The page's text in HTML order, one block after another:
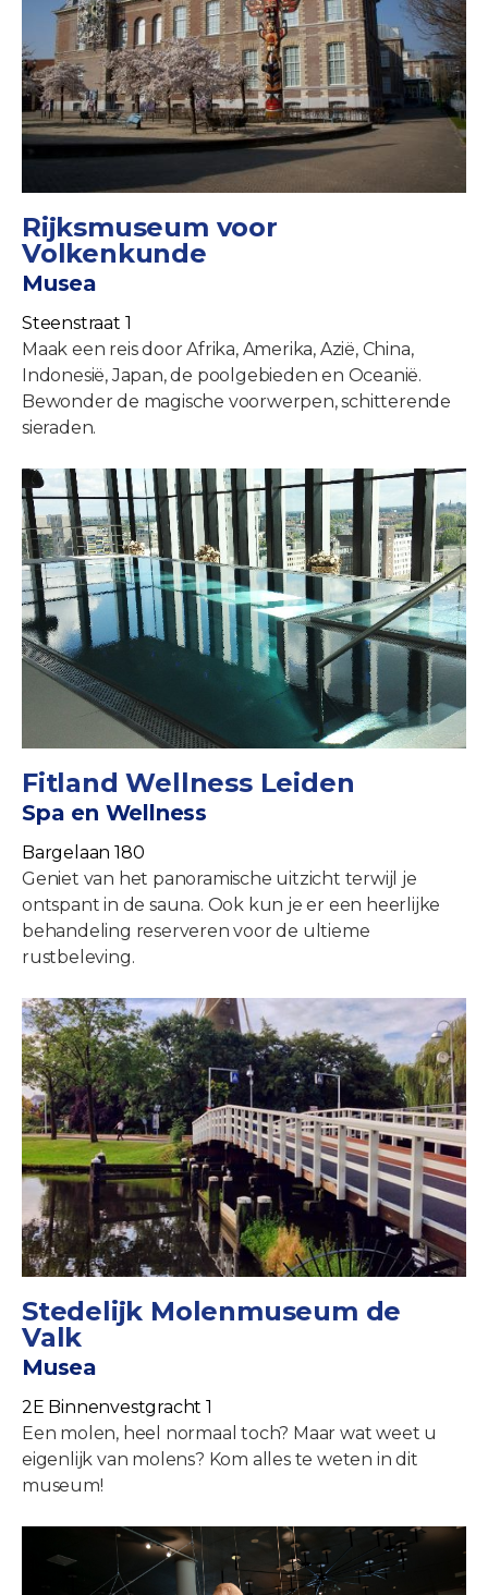
Rijksmuseum voor
Volkenkunde
Musea
Steenstraat 1
Maak een reis door Afrika, Amerika, Azië, China,
Indonesië, Japan, de poolgebieden en Oceanië.
Bewonder de magische voorwerpen, schitterende
sieraden.
Fitland Wellness Leiden
Spa en Wellness
Bargelaan 180
Geniet van het panoramische uitzicht terwijl je
ontspant in de sauna. Ook kun je er een heerlijke
behandeling reserveren voor de ultieme
rustbeleving.
Stedelijk Molenmuseum de
Valk
Musea
2E Binnenvestgracht 1
Een molen, heel normaal toch? Maar wat weet u
eigenlijk van molens? Kom alles te weten in dit
museum!